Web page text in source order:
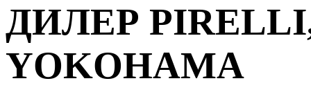
ДИЛЕР
YOKOHAMA